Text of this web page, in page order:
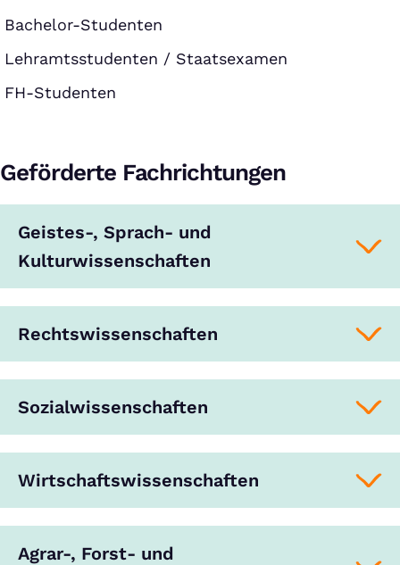
Bachelor-Studenten
Lehramtsstudenten / Staatsexamen
FH-Studenten
Geförderte Fachrichtungen
Geistes-, Sprach- und
Kulturwissenschaften
Rechtswissenschaften
Sozialwissenschaften
Wirtschaftswissenschaften
Agrar-, Forst- und